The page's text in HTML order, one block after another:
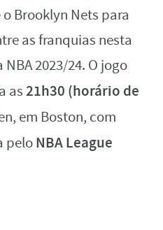
Brooklyn Nets para
as franquias nesta
2023/24. O jogo
as21h30 (horário de
em Boston, com
peloNBA League